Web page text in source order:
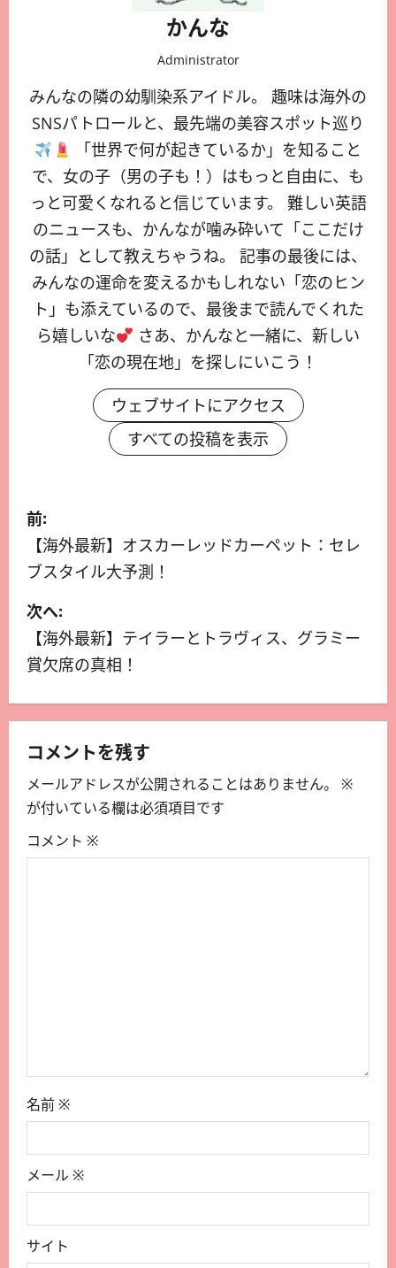
かんな
Administrator
みんなの隣の幼馴染系アイドル。 趣味は海外の
SNSパトロールと、最先端の美容スポット巡り
「世界で何が起きているか」を知ること
で、女の子（男の子も！）はもっと自由に、も
っと可愛くなれると信じています。 難しい英語
のニュースも、かんなが噛み砕いて「ここだけ
の話」として教えちゃうね。 記事の最後には、
みんなの運命を変えるかもしれない「恋のヒン
ト」も添えているので、最後まで読んでくれた
ら嬉しいな
さあ、かんなと一緒に、新しい
「恋の現在地」を探しにいこう！
ウェブサイトにアクセス
すべての投稿を表示
前:
【海外最新】オスカーレッドカーペット：セレ
ブスタイル大予測！
次へ:
【海外最新】テイラーとトラヴィス、グラミー
賞欠席の真相！
コメントを残す
メールアドレスが公開されることはありません。
※
が付いている欄は必須項目です
コメント ※
名前 ※
メール ※
サイト